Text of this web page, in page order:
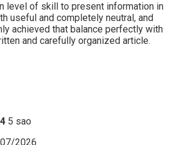
level of skill to present information in
useful and completely neutral, and
achieved that balance perfectly with
and carefully organized article.
4 5 sao
2026